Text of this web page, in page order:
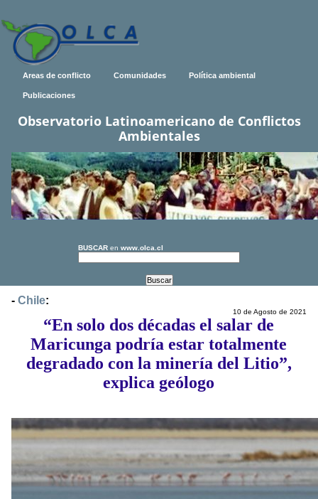
Areas de conflicto Comunidades Política ambiental
Publicaciones
Observatorio Latinoamericano de Conflictos
Ambientales
BUSCAR en www.olca.cl
- Chile:
10 de Agosto de 2021
“En solo dos décadas el salar de
Maricunga podría estar totalmente
degradado con la minería del Litio”,
explica geólogo